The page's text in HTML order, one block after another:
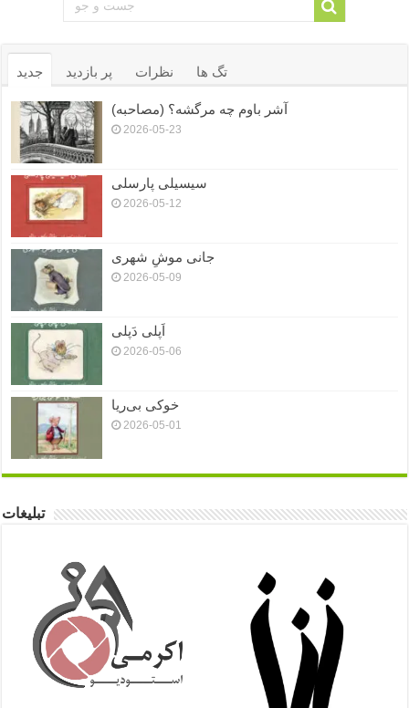
جدید پر بازدید نظرات تگ ها
آشر باوم چه مرگشه؟ (مصاحبه)
2026-05-23
سیسیلی پارسلی
2026-05-12
جانی موشِ شهری
2026-05-09
اَپلی دَپلی
2026-05-06
خوکی بی‌ریا
2026-05-01
تبلیغات